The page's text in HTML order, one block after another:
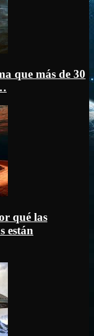
que más de 30
qué las
están